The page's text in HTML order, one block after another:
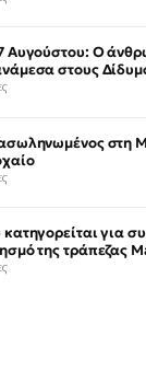
Αυγούστου: Ο
στους
στη
για
της τράπεζας